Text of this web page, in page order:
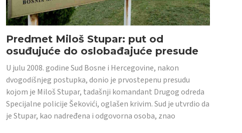
Predmet Miloš Stupar: put od
osuđujuće do oslobađajuće presude
U julu 2008. godine Sud Bosne i Hercegovine, nakon
dvogodišnjeg postupka, donio je prvostepenu presudu
kojom je Miloš Stupar, tadašnji komandant Drugog odreda
Specijalne policije Šekovići, oglašen krivim. Sud je utvrdio da
je Stupar, kao nadređena i odgovorna osoba, znao